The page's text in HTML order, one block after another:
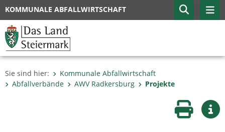
KOMMUNALE ABFALLWIRTSCHAFT
Sie sind hier:
Kommunale Abfallwirtschaft
Abfallverbände
AWV Radkersburg Projekte
Seite